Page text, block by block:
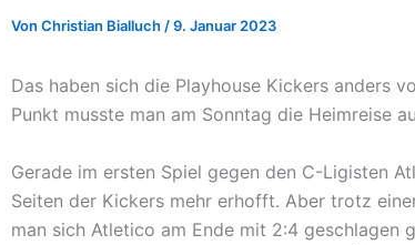
Von Christian Bialluch /9. Januar 2023
Das haben sich die Playhouse Kickers anders
Punkt musste man am Sonntag die Heimreise
Gerade im ersten Spiel gegen den C-Ligisten
Seiten der Kickers mehr erhofft. Aber trotz
man sich Atletico am Ende mit 2:4 geschlagen